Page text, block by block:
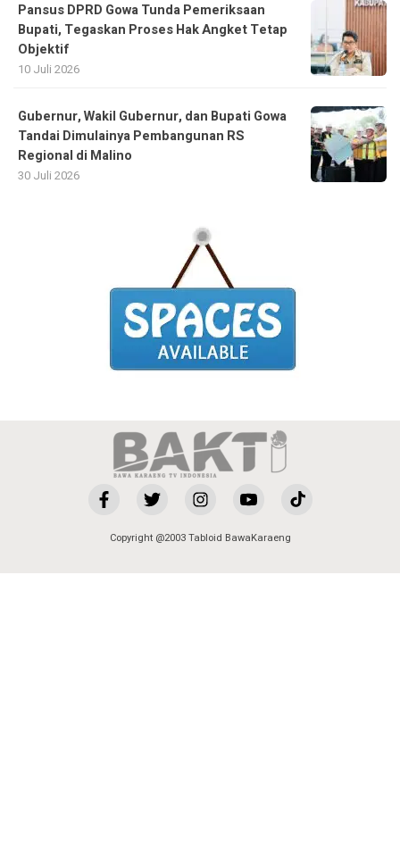
Pansus DPRD Gowa Tunda Pemeriksaan
Bupati, Tegaskan Proses Hak Angket Tetap
Objektif
10 Juli 2026
Gubernur, Wakil Gubernur, dan Bupati Gowa
Tandai Dimulainya Pembangunan RS
Regional di Malino
30 Juli 2026
Copyright @2003 Tabloid BawaKaraeng